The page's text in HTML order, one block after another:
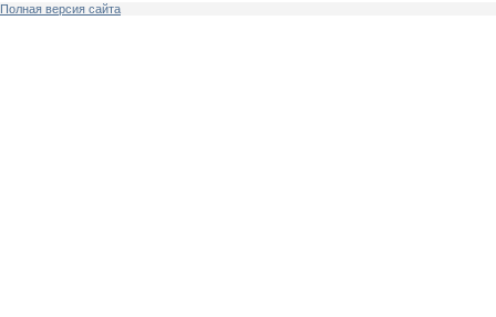
Полная версия сайта